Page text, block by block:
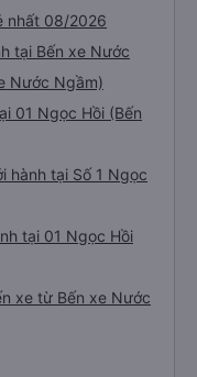
nhất 08/2026
tại Bến xe Nước
Nước Ngầm)
01 Ngọc Hồi (Bến
hành tại Số 1 Ngọc
tại 01 Ngọc Hồi
xe từ Bến xe Nước